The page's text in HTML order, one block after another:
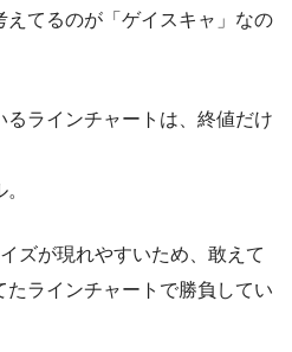
えてるのが「ゲイスキャ」なの
ラインチャートは、終値だけ
ズが現れやすいため、敢えて
ラインチャートで勝負してい